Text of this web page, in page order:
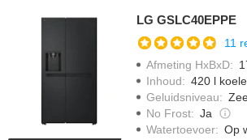
LG GSLC40EPPE
11
Afmeting HxBxD:
Inhoud: 420 l
Geluidsniveau:
No Frost: Ja
Watertoevoer: Op